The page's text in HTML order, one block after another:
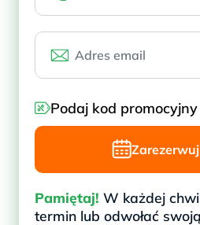
Podaj kod promocyjny
Pamiętaj! W każdej
termin lub odwołać